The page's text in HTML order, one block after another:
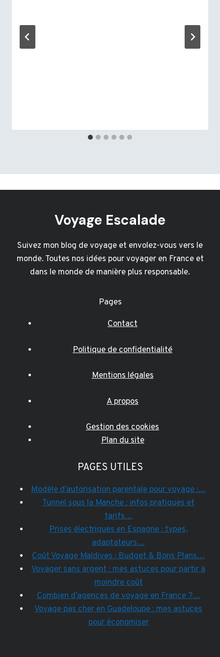
Voyage Escalade
Suivez mon blog de voyage et envolez-vous vers le
monde. Toutes nos idées pour voyager en France et
dans le monde de manière plus responsable.
Pages
Contact
Politique de confidentialité
Mentions légales
A propos
Gestion des cookies
Plan du site
PAGES UTILES
Modèle d’autorisation parentale pour voyage :…
Tunnel sous la Manche : infos pratiques et
tarifs…
Prises électriques en Espagne : types,
adaptateurs…
Coût Voyage Maldives : Budget & Bons Plans…
Voyager sans argent : mes astuces pour partir à
moindre coût
Combien d’agences de voyage en France ?…
Voyage pas cher en Guadeloupe : mes astuces
pour économiser